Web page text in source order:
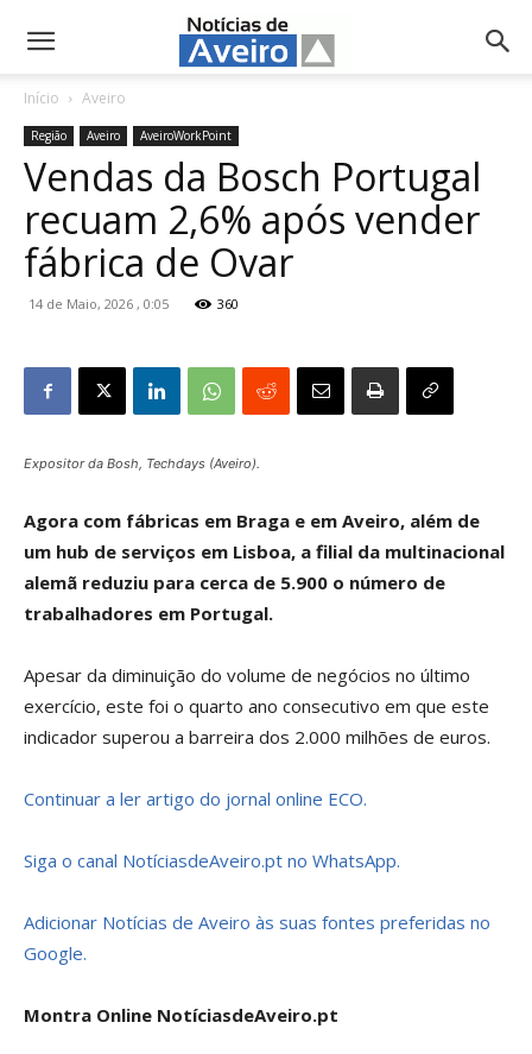
NotíciasdeAveiro.pt
Início Aveiro
Região Aveiro AveiroWorkPoint
Vendas da Bosch Portugal
recuam 2,6% após vender
fábrica de Ovar
14 de Maio, 2026 , 0:05 360
Expositor da Bosh, Techdays (Aveiro).
Agora com fábricas em Braga e em Aveiro, além de
um hub de serviços em Lisboa, a filial da multinacional
alemã reduziu para cerca de 5.900 o número de
trabalhadores em Portugal.
Apesar da diminuição do volume de negócios no último
exercício, este foi o quarto ano consecutivo em que este
indicador superou a barreira dos 2.000 milhões de euros.
Continuar a ler artigo do jornal online ECO.
Siga o canal NotíciasdeAveiro.pt no WhatsApp.
Adicionar Notícias de Aveiro às suas fontes preferidas no
Google.
Montra Online NotíciasdeAveiro.pt